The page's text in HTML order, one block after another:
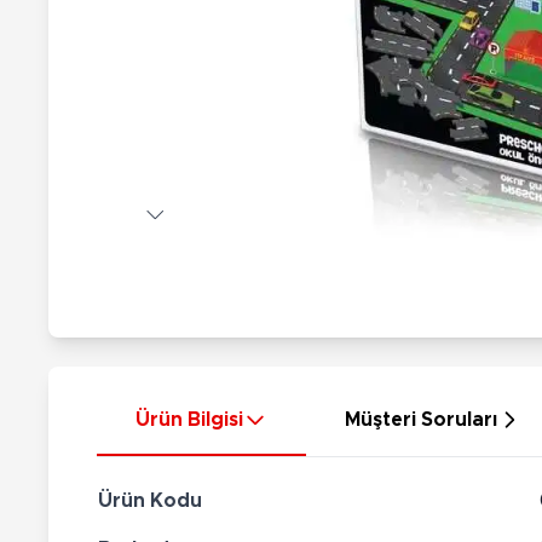
Silahlar
Silah Setleri
Kılıç Setleri
Ok Setleri
Ürün Bilgisi Müşteri Soruları
Ürün Kodu